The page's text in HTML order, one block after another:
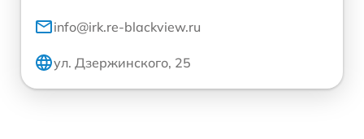
info@irk.re-blackview.ru
ул. Дзержинского, 25